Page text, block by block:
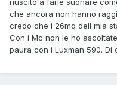
amplificazioni in classe
veramente e
McIntosh. Il diffusore
sinergia inaspettata.
d’ascolto, musicalità,
che ancora non hanno
credo che i 26mq dell mia
Con i Mc non le ho
paura con i Luxman 590. Di